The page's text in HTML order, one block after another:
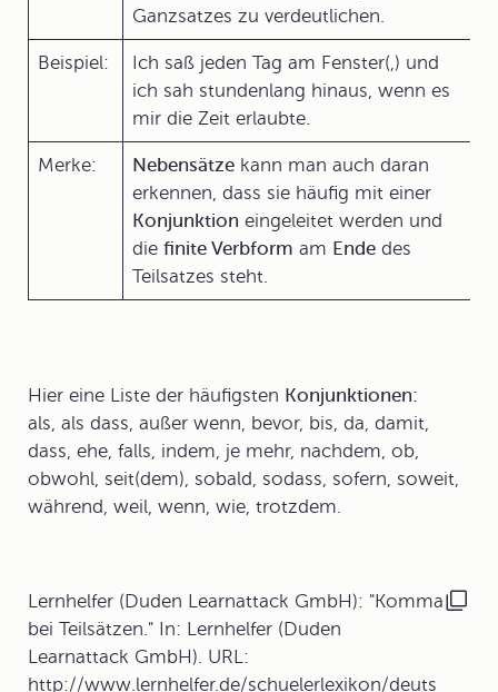
Ganzsatzes zu verdeutlichen.
Beispiel:
Ich saß jeden Tag am Fenster(,) und
ich sah stundenlang hinaus, wenn es
mir die Zeit erlaubte.
Merke: Nebensätze kann man auch daran
erkennen, dass sie häufig mit einer
Konjunktion eingeleitet werden und
die finite Verbform am Ende des
Teilsatzes steht.
Hier eine Liste der häufigsten Konjunktionen:
als, als dass, außer wenn, bevor, bis, da, damit,
dass, ehe, falls, indem, je mehr, nachdem, ob,
obwohl, seit(dem), sobald, sodass, sofern, soweit,
während, weil, wenn, wie, trotzdem.
Lernhelfer (Duden Learnattack GmbH): "Komma
bei Teilsätzen." In: Lernhelfer (Duden
Learnattack GmbH). URL:
http://www.lernhelfer.de/schuelerlexikon/deuts